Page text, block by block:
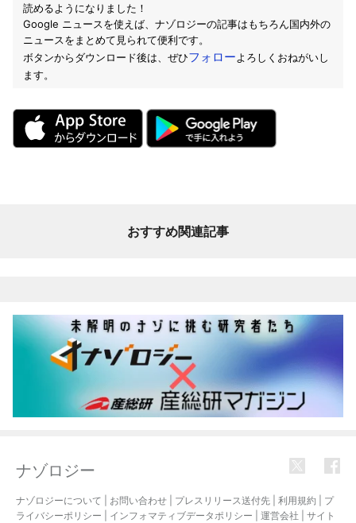
読めるようになりました！
Google ニュースを使えば、ナゾロジーの記事はもちろん国内外の
ニュースをまとめて見られて便利です。
ボタンからダウンロード後は、ぜひフォローよろしくおねがいし
ます。
おすすめ関連記事
ナゾロジー
ナゾロジーについて お問い合わせ プレスリリース送付先 利用規約
プ
ライバシーポリシー
インフォマティブデータポリシー 運営会社 サイト